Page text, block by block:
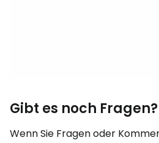
Gibt es noch Fragen?
Wenn Sie Fragen oder